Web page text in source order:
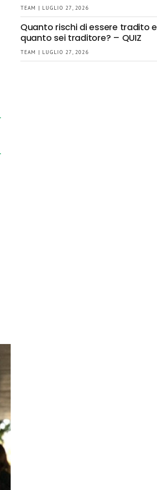
TEAM | LUGLIO 27, 2026
Quanto rischi di essere tradito e
quanto sei traditore? – QUIZ
TEAM | LUGLIO 27, 2026